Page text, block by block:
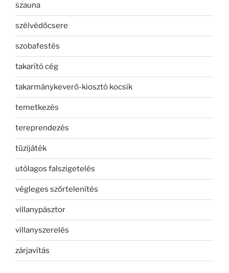
szauna
szélvédőcsere
szobafestés
takarító cég
takarmánykeverő-kiosztó kocsik
temetkezés
tereprendezés
tűzijáték
utólagos falszigetelés
végleges szőrtelenítés
villanypásztor
villanyszerelés
zárjavítás